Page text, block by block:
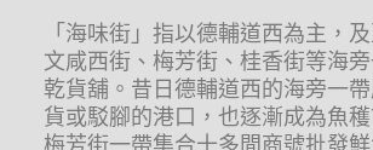
「海味街」指以德輔道西為主，
文咸西街、梅芳街、桂香街等海
乾貨舖。昔日德輔道西的海旁一
貨或駁腳的港口，也逐漸成為魚
梅芳街一帶集合十多間商號批發